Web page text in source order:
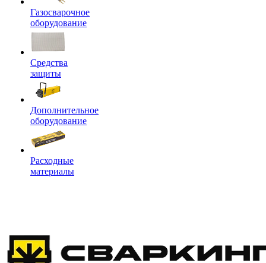
Газосварочное
оборудование
Средства
защиты
Дополнительное
оборудование
Расходные
материалы